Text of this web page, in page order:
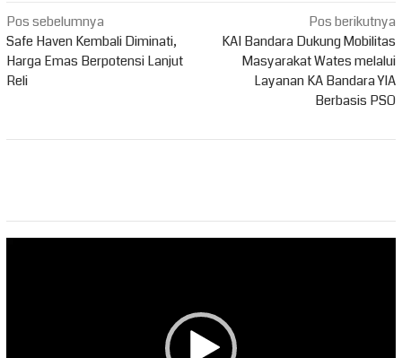
Navigasi
pos
Pos sebelumnya
Safe Haven Kembali Diminati,
Harga Emas Berpotensi Lanjut
Reli
Pos berikutnya
KAI Bandara Dukung Mobilitas
Masyarakat Wates melalui
Layanan KA Bandara YIA
Berbasis PSO